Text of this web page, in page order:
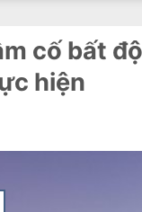
cố bất
hiện